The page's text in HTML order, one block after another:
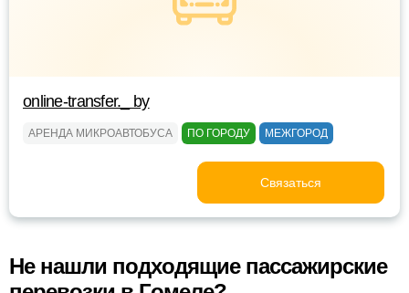
online-transfer._ by
АРЕНДА МИКРОАВТОБУСА ПО ГОРОДУ МЕЖГОРОД
Связаться
Не нашли подходящие пассажирские